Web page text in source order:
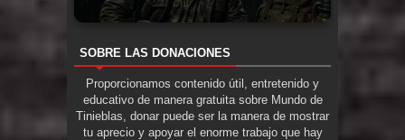
SOBRE LAS DONACIONES
Proporcionamos contenido útil, entretenido y
educativo de manera gratuita sobre Mundo de
Tinieblas, donar puede ser la manera de mostrar
tu aprecio y apoyar el enorme trabajo que hay